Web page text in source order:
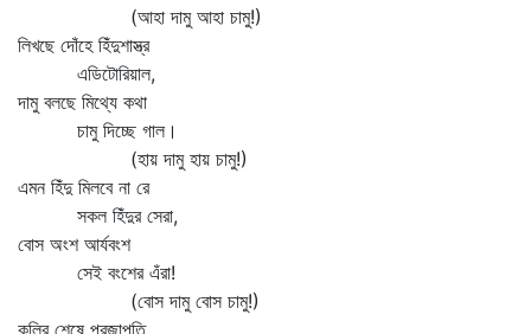
(আহা দামু আহা চামু!)
লিখছে দোঁহে হিঁদুশাস্ত্র
এডিটোরিয়াল,
দামু বলছে মিথ্যে কথা
চামু দিচ্ছে গাল।
(হায় দামু হায় চামু!)
এমন হিঁদু মিলবে না রে
সকল হিঁদুর সেরা,
বোস অংশ আর্যবংশ
সেই বংশের এঁরা!
(বোস দামু বোস চামু!)
কলির শেষে প্রজাপতি